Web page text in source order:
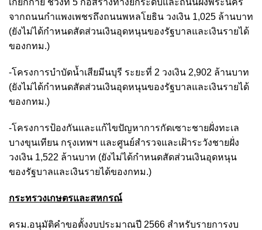
เกียกกาย ช่วงที่ 5 ก่อสร้างทางยกระดับและถนนฝั่งพระนคร
จากถนนกำแพงเพชรถึงถนนพหลโยธิน วงเงิน 1,025 ล้านบาท
(ยังไม่ได้กำหนดสัดส่วนเงินอุดหนุนของรัฐบาลและเงินรายได้
ของกทม.)
-โครงการบำบัดน้ำเสียมีนบุรี ระยะที่ 2 วงเงิน 2,902 ล้านบาท
(ยังไม่ได้กำหนดสัดส่วนเงินอุดหนุนของรัฐบาลและเงินรายได้
ของกทม.)
-โครงการป้องกันและแก้ไขปัญหาการกัดเซาะชายฝั่งทะเล
บางขุนเทียน กรุงเทพฯ และศูนย์สำรวจและเฝ้าระวังชายฝั่ง
วงเงิน 1,522 ล้านบาท (ยังไม่ได้กำหนดสัดส่วนเงินอุดหนุน
ของรัฐบาลและเงินรายได้ของกทม.)
กระทรวงเกษตรและสหกรณ์
ครม.อนุมัติคำขอตั้งงบประมาณปี 2566 สำหรับรายการงบ